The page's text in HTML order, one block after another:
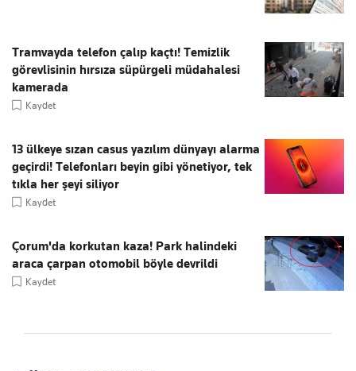
Tramvayda telefon çalıp kaçtı! Temizlik
görevlisinin hırsıza süpürgeli müdahalesi
kamerada
Kaydet
13 ülkeye sızan casus yazılım dünyayı alarma
geçirdi! Telefonları beyin gibi yönetiyor, tek
tıkla her şeyi siliyor
Kaydet
Çorum'da korkutan kaza! Park halindeki
araca çarpan otomobil böyle devrildi
Kaydet